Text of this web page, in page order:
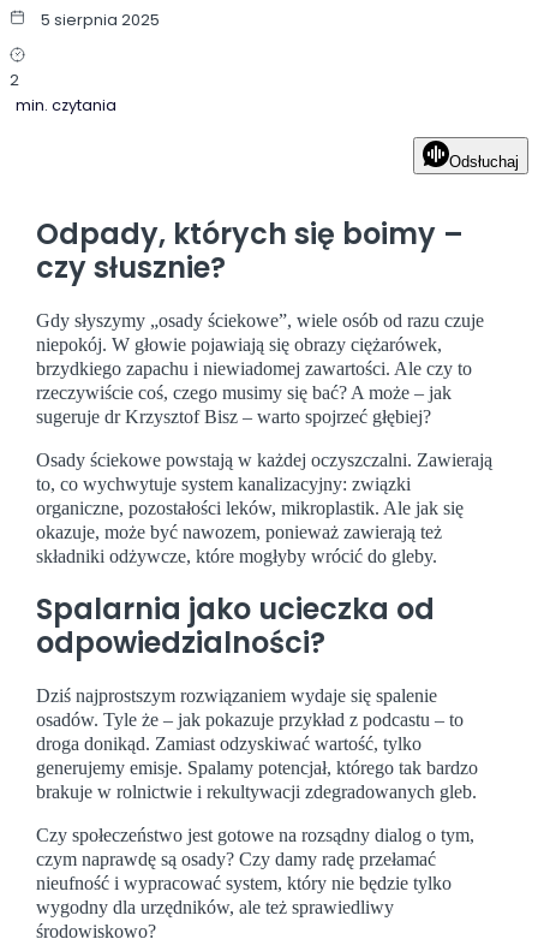
5 sierpnia 2025
2
min. czytania
Odsłuchaj
Odpady, których się boimy –
czy słusznie?
Gdy słyszymy „osady ściekowe”, wiele osób od razu czuje
niepokój. W głowie pojawiają się obrazy ciężarówek,
brzydkiego zapachu i niewiadomej zawartości. Ale czy to
rzeczywiście coś, czego musimy się bać? A może – jak
sugeruje dr Krzysztof Bisz – warto spojrzeć głębiej?
Osady ściekowe powstają w każdej oczyszczalni. Zawierają
to, co wychwytuje system kanalizacyjny: związki
organiczne, pozostałości leków, mikroplastik. Ale jak się
okazuje, może być nawozem, ponieważ zawierają też
składniki odżywcze, które mogłyby wrócić do gleby.
Spalarnia jako ucieczka od
odpowiedzialności?
Dziś najprostszym rozwiązaniem wydaje się spalenie
osadów. Tyle że – jak pokazuje przykład z podcastu – to
droga donikąd. Zamiast odzyskiwać wartość, tylko
generujemy emisje. Spalamy potencjał, którego tak bardzo
brakuje w rolnictwie i rekultywacji zdegradowanych gleb.
Czy społeczeństwo jest gotowe na rozsądny dialog o tym,
czym naprawdę są osady? Czy damy radę przełamać
nieufność i wypracować system, który nie będzie tylko
wygodny dla urzędników, ale też sprawiedliwy
środowiskowo?